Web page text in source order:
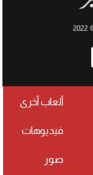
ألعاب أخرى
فيديوهات
صور